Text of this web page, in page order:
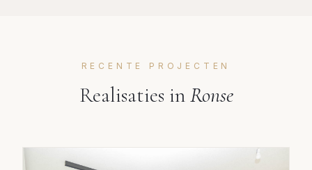
RECENTE PROJECTEN
Realisaties inRonse